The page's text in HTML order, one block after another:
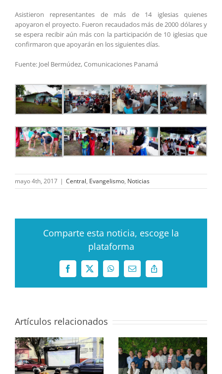
Asistieron representantes de más de 14 iglesias quienes
apoyaron el proyecto. Fueron recaudados más de 2000 dólares y
se espera recibir aún más con la participación de 10 iglesias que
confirmaron que apoyarán en los siguientes días.
Fuente: Joel Bermúdez, Comunicaciones Panamá
mayo 4th, 2017 | Central, Evangelismo, Noticias
Comparte esta noticia, escoge la
plataforma
Facebook
X WhatsAppCorreo
electrónico
Copy
Link
Artículos relacionados